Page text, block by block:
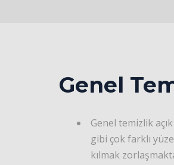
Genel
Genel temizlik
gibi çok farklı
kılmak